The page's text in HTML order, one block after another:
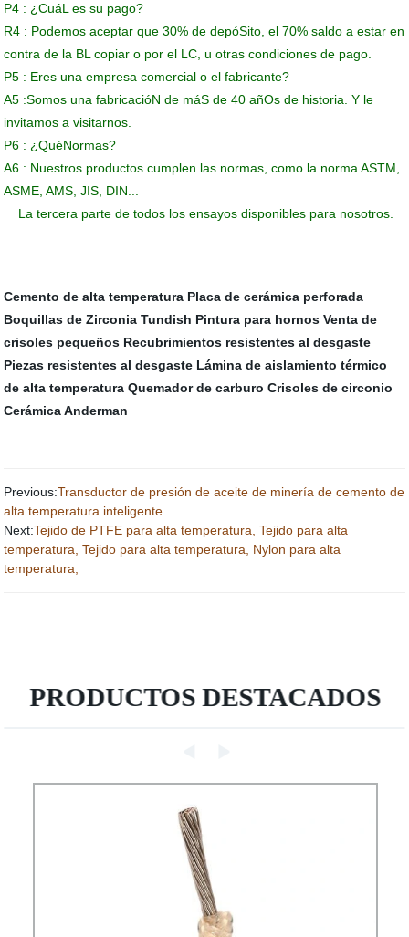
P4 : ¿CuáL es su pago?
R4 : Podemos aceptar que 30% de depóSito, el 70% saldo a estar en
contra de la BL copiar o por el LC, u otras condiciones de pago.
P5 : Eres una empresa comercial o el fabricante?
A5 :Somos una fabricacióN de máS de 40 añOs de historia. Y le
invitamos a visitarnos.
P6 : ¿QuéNormas?
A6 : Nuestros productos cumplen las normas, como la norma ASTM,
ASME, AMS, JIS, DIN...
La tercera parte de todos los ensayos disponibles para nosotros.
Cemento de alta temperatura Placa de cerámica perforada
Boquillas de Zirconia Tundish Pintura para hornos Venta de
crisoles pequeños Recubrimientos resistentes al desgaste
Piezas resistentes al desgaste Lámina de aislamiento térmico
de alta temperatura Quemador de carburo Crisoles de circonio
Cerámica Anderman
Previous:Transductor de presión de aceite de minería de cemento de
alta temperatura inteligente
Next:Tejido de PTFE para alta temperatura, Tejido para alta
temperatura, Tejido para alta temperatura, Nylon para alta
temperatura,
PRODUCTOS DESTACADOS